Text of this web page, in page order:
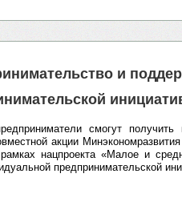
и
смогут
акции
нацпроекта «Малое и
предпринимательской